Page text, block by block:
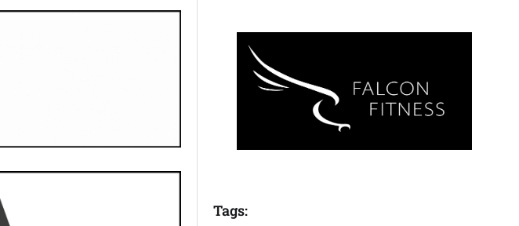
Tags: